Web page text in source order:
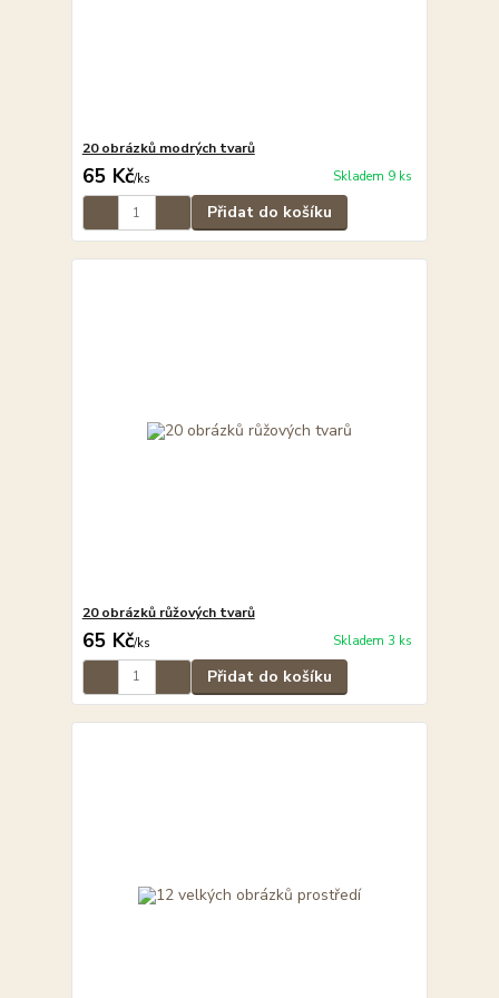
20 obrázků modrých tvarů
65 Kč/ks Skladem 9 ks
Přidat do košíku
20 obrázků růžových tvarů
65 Kč/ks Skladem 3 ks
Přidat do košíku